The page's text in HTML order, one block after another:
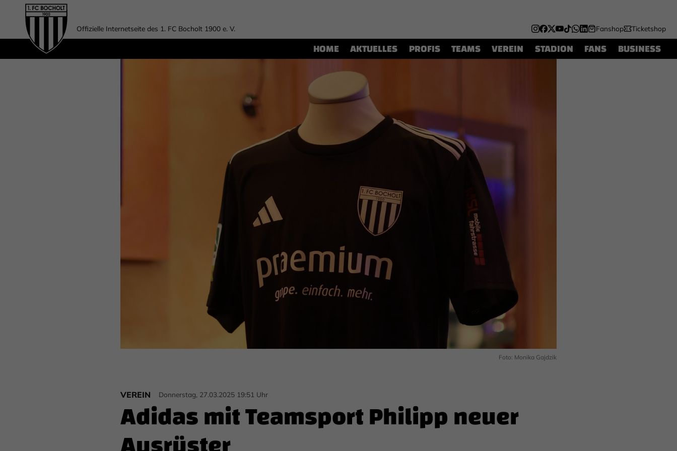
Offizielle Internetseite des 1. FC Bocholt 1900 e. V. Fanshop Ticketshop
HOME AKTUELLES PROFIS TEAMS VEREIN STADION FANS BUSINESS
Foto: Monika Gajdzik
VEREIN Donnerstag, 27.03.2025 19:51 Uhr
Adidas mit Teamsport Philipp neuer